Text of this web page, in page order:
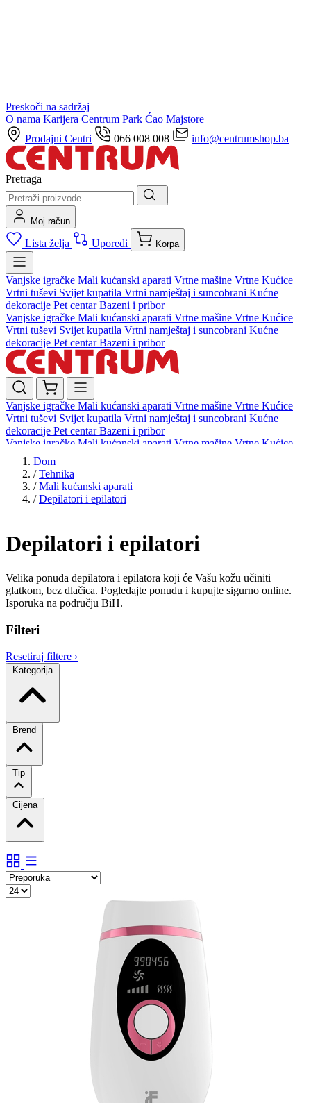
Preskoči na sadržaj
O nama Karijera Centrum Park Ćao Majstore
Prodajni Centri
066 008 008 info@centrumshop.ba
Pretraga
Moj račun
Lista želja Uporedi Korpa
Vanjske igračke Mali kućanski aparati Vrtne mašine Vrtne Kućice
Vrtni tuševi Svijet kupatila Vrtni namještaj i suncobrani Kućne
dekoracije Pet centarBazeni i pribor
Vanjske igračke Mali kućanski aparati Vrtne mašine Vrtne Kućice
Vrtni tuševi Svijet kupatila Vrtni namještaj i suncobrani Kućne
dekoracije Pet centarBazeni i pribor
Vanjske igračke Mali kućanski aparati Vrtne mašine Vrtne Kućice
Vrtni tuševi Svijet kupatila Vrtni namještaj i suncobrani Kućne
dekoracije Pet centarBazeni i pribor
Vanjske igračke Mali kućanski aparati Vrtne mašine Vrtne Kućice
Vrtni tuševi
dekoracijePet centar
Dom
/ Tehnika
/ Mali kućanski aparati
/ Depilatori i epilatori
Depilatori i epilatori
Velika ponuda depilatora i epilatora koji će Vašu kožu učiniti
glatkom, bez dlačica. Pogledajte ponudu i kupujte sigurno online.
Isporuka na području BiH.
Filteri
Resetiraj filtere ›
Kategorija
Brend
Tip
Cijena